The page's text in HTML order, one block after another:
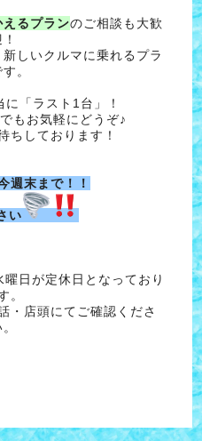
えるプラ ンのご相談も大歓
しいクルマに乗れるプラ
。
「ラスト1台」！
もお気軽にどうぞ♪
ちしております！
週末まで！！
い
日が定休日となっており
。
・店頭にてご確認くださ